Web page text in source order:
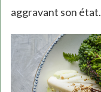
aggravant son état.